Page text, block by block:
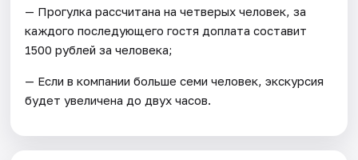
— Прогулка рассчитана на четверых человек, за
каждого последующего гостя доплата составит
1500 рублей за человека;
— Если в компании больше семи человек, экскурсия
будет увеличена до двух часов.